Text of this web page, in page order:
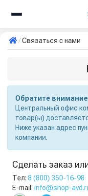
Связаться с нами
Обратите
Центральный офис
товар(ы)
Ниже указан адрес
компании.
Сделать заказ
Тел: 8 (800) 350-16-98
E-mail: info@shop-